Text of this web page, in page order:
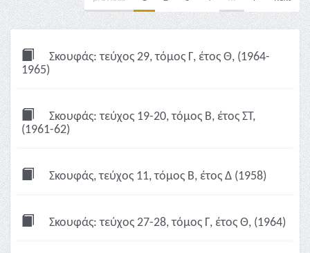
Σκουφάς: τεύχος 29, τόμος Γ, έτος Θ, (1964-
1965)
Σκουφάς: τεύχος 19-20, τόμος Β, έτος ΣΤ,
(1961-62)
Σκουφάς, τεύχος 11, τόμος Β, έτος Δ (1958)
Σκουφάς: τεύχος 27-28, τόμος Γ, έτος Θ, (1964)